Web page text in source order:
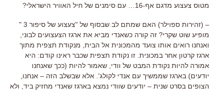
מטוס צעצוע מדגם אף-16… עם סימנים של חיל האוויר הישראלי?
– (זהירות ספוילר) האם שמתם לב שבסוף של "צעצוע של סיפור 3 "
מופיע שוט שקרי? זה קורה כשאנדי מביא את ארגז הצעצועים לבוני,
ואנחנו רואים אותו צועד מהמכונית אל הבית, מנקודת תצפית מתוך
ארגז קרטון אחר במכונית. זו נקודת תצפית שכבר ראינו קודם: היא
אמורה להיות נקודת המבט של וודי, שאמור להיות (ככך שאנחנו
יודעים) בארגז שממשיך עם אנדי לקולג'. אלא שבשלב הזה – אנחנו,
הצופים בסרט שנית – יודעים שוודי נמצא בארגז שאנדי מחזיק ביד, ולא